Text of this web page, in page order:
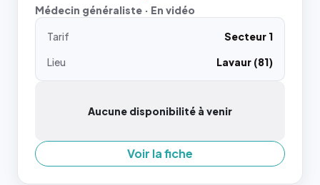
Médecin généraliste · En vidéo
Tarif
Secteur 1
Lieu
Lavaur (81)
Aucune disponibilité à venir
Voir la fiche